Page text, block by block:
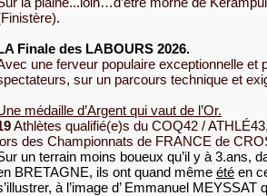
Finale des LABOURS 2026.
une ferveur populaire exceptionnelle et
sur un parcours technique et
médaille d’Argent qui vaut de l’Or.
Athlètes qualifié(e)s du COQ42 /
des Championnats de FRANCE de
un terrain moins boueux qu’il y à 3.ans,
BRETAGNE, ils ont quand même été en
à l’image d’ Emmanuel MEYSSAT